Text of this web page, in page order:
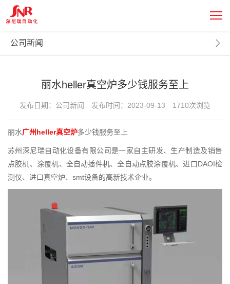
公司新闻
丽水heller真空炉多少钱服务至上
发布日期：公司新闻 发布时间：2023-09-13 1710次浏览
丽水广州heller真空炉多少钱服务至上
苏州深尼瑞自动化设备有限公司是一家自主研发、生产制造及销售
点胶机、涂覆机、全自动插件机、全自动点胶涂覆机、进口DAOI检
测仪、进口真空炉、smt设备的高新技术企业。